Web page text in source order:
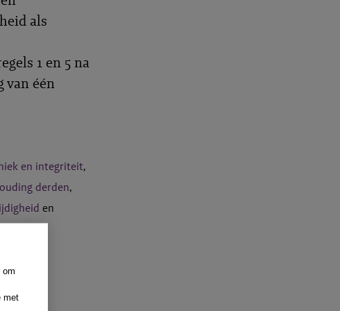
om
met
als
1 en 5 na
van één
en integriteit,
derden,
en